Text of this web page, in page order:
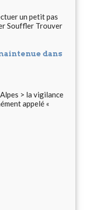
un petit pas
Souffler Trouver
dans
> la vigilance
appelé «